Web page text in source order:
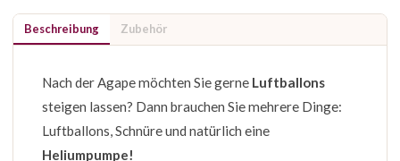
Beschreibung Zubehör
Nach der Agape möchten Sie gerne Luftballons
steigen lassen? Dann brauchen Sie mehrere Dinge:
Luftballons, Schnüre und natürlich eine
Heliumpumpe!